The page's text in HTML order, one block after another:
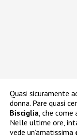
Quasi sicuramente
donna. Pare quasi
Bisciglia, che
Nelle ultime ore,
vede un’amatissima